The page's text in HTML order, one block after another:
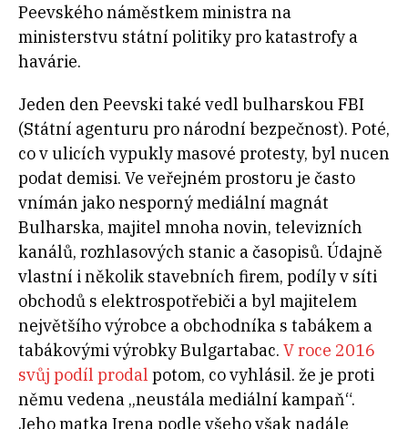
Peevského náměstkem ministra na
ministerstvu státní politiky pro katastrofy a
havárie.
Jeden den Peevski také vedl bulharskou FBI
(Státní agenturu pro národní bezpečnost). Poté,
co v ulicích vypukly masové protesty, byl nucen
podat demisi. Ve veřejném prostoru je často
vnímán jako nesporný mediální magnát
Bulharska, majitel mnoha novin, televizních
kanálů, rozhlasových stanic a časopisů. Údajně
vlastní i několik stavebních firem, podíly v síti
obchodů s elektrospotřebiči a byl majitelem
největšího výrobce a obchodníka s tabákem a
tabákovými výrobky Bulgartabac. V roce 2016
svůj podíl prodal potom, co vyhlásil. že je proti
němu vedena „neustála mediální kampaň“.
Jeho matka Irena podle všeho však nadále